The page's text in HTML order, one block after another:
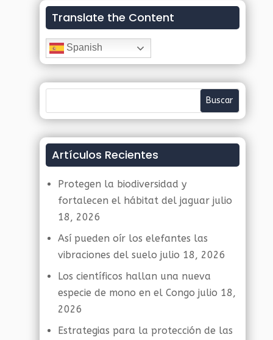
Translate the Content
Spanish
Artículos Recientes
Protegen la biodiversidad y
fortalecen el hábitat del jaguar julio
18, 2026
Así pueden oír los elefantes las
vibraciones del suelo julio 18, 2026
Los científicos hallan una nueva
especie de mono en el Congo julio 18,
2026
Estrategias para la protección de las